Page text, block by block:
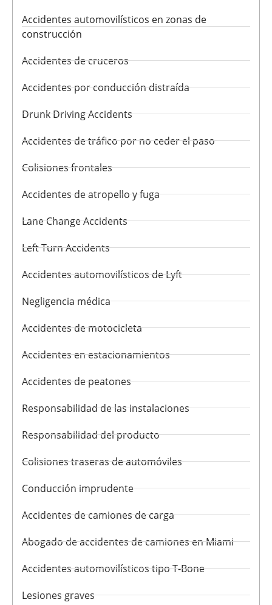
Accidentes automovilísticos en zonas de
construcción
Accidentes de cruceros
Accidentes por conducción distraída
Drunk Driving Accidents
Accidentes de tráfico por no ceder el paso
Colisiones frontales
Accidentes de atropello y fuga
Lane Change Accidents
Left Turn Accidents
Accidentes automovilísticos de Lyft
Negligencia médica
Accidentes de motocicleta
Accidentes en estacionamientos
Accidentes de peatones
Responsabilidad de las instalaciones
Responsabilidad del producto
Colisiones traseras de automóviles
Conducción imprudente
Accidentes de camiones de carga
Abogado de accidentes de camiones en Miami
Accidentes automovilísticos tipo T-Bone
Lesiones graves